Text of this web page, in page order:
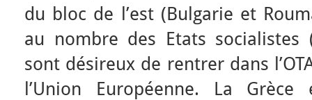
du bloc de l’est (Bulgarie et
au nombre des Etats socialistes
sont désireux de rentrer dans
l’Union Européenne. La